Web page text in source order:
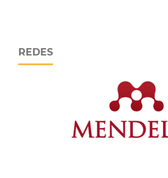
REDES